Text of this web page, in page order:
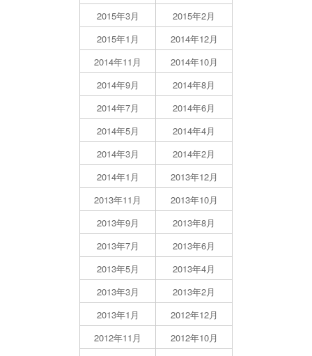
2015年3月
2015年2月
2015年1月
2014年12月
2014年11月
2014年10月
2014年9月
2014年8月
2014年7月
2014年6月
2014年5月
2014年4月
2014年3月
2014年2月
2014年1月
2013年12月
2013年11月
2013年10月
2013年9月
2013年8月
2013年7月
2013年6月
2013年5月
2013年4月
2013年3月
2013年2月
2013年1月
2012年12月
2012年11月
2012年10月